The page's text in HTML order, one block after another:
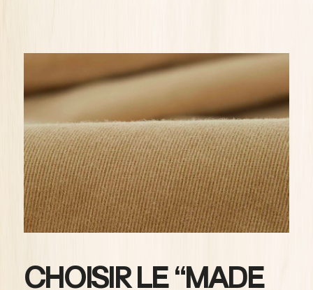
CHOISIR LE “MADE